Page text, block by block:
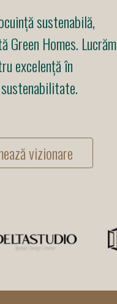
sustenabilă,
Homes. Lucrăm
excelență în
vizionare